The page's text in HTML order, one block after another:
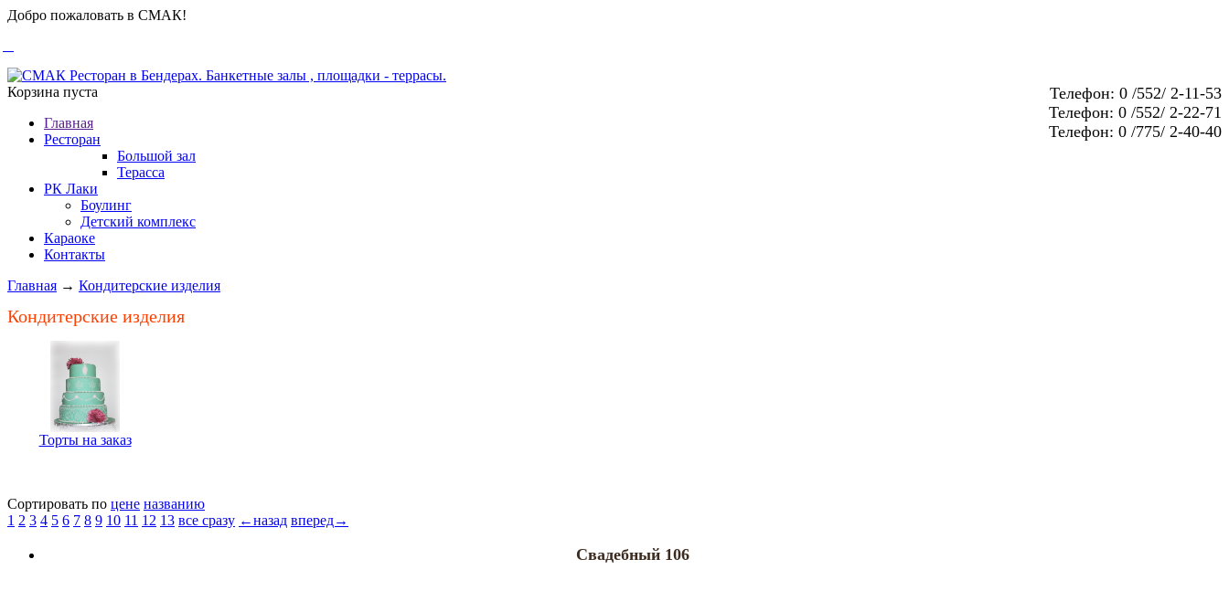
Добро пожаловать в СМАК!
Телефон: 0 /552/ 2-11-53
Телефон: 0 /552/ 2-22-71
Телефон: 0 /775/ 2-40-40
Корзина пуста
Главная
Ресторан
Большой зал
Терасса
РК Лаки
Боулинг
Детский комплекс
Караоке
Контакты
Главная → Кондитерские изделия
Кондитерские изделия
Торты на заказ
Сортировать по цене названию
1 2 3 4 5 6 7 8 9 10 11 12 13 все сразу ←назад вперед→
Свадебный 106